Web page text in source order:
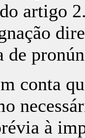
artigo
de
conta
à